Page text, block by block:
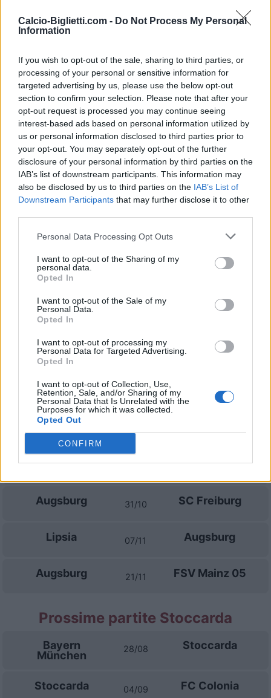
Calcio-Biglietti.com - Do Not Process My Personal
Information
If you wish to opt-out of the sale, sharing to third parties, or
processing of your personal or sensitive information for
targeted advertising by us, please use the below opt-out
section to confirm your selection. Please note that after your
opt-out request is processed you may continue seeing
interest-based ads based on personal information utilized by
us or personal information disclosed to third parties prior to
your opt-out. You may separately opt-out of the further
disclosure of your personal information by third parties on the
IAB’s list of downstream participants. This information may
also be disclosed by us to third parties on the IAB’s List of
Downstream Participants that may further disclose it to other
Personal Data Processing Opt Outs
I want to opt-out of the Sharing of my
personal data.
Opted In
I want to opt-out of the Sale of my
Personal Data.
Opted In
I want to opt-out of processing my
Personal Data for Targeted Advertising.
Opted In
I want to opt-out of Collection, Use,
Retention, Sale, and/or Sharing of my
Personal Data that Is Unrelated with the
Purposes for which it was collected.
Opted Out
CONFIRM
2023 Stoccarda 3-0 Augsburg
2022 Stoccarda 2-1 Augsburg
2022 Stoccarda 3-2 Augsburg
2021 Augsburg 4-1 Stoccarda
Prossime partite Augsburg
30/08
Eintracht
Francoforte
Augsburg
Augsburg
Bayer
SV Werder
Bremen
19/09 Augsburg
Augsburg 10/10
München
SV Elversberg 17/10
Augsburg Union Berlin
Augsburg 31/10 SC Freiburg
Lipsia 07/11 Augsburg
Augsburg 21/11 FSV Mainz 05
Prossime partite Stoccarda
Bayern
München
28/08 Stoccarda
Stoccarda 04/09 FC Colonia